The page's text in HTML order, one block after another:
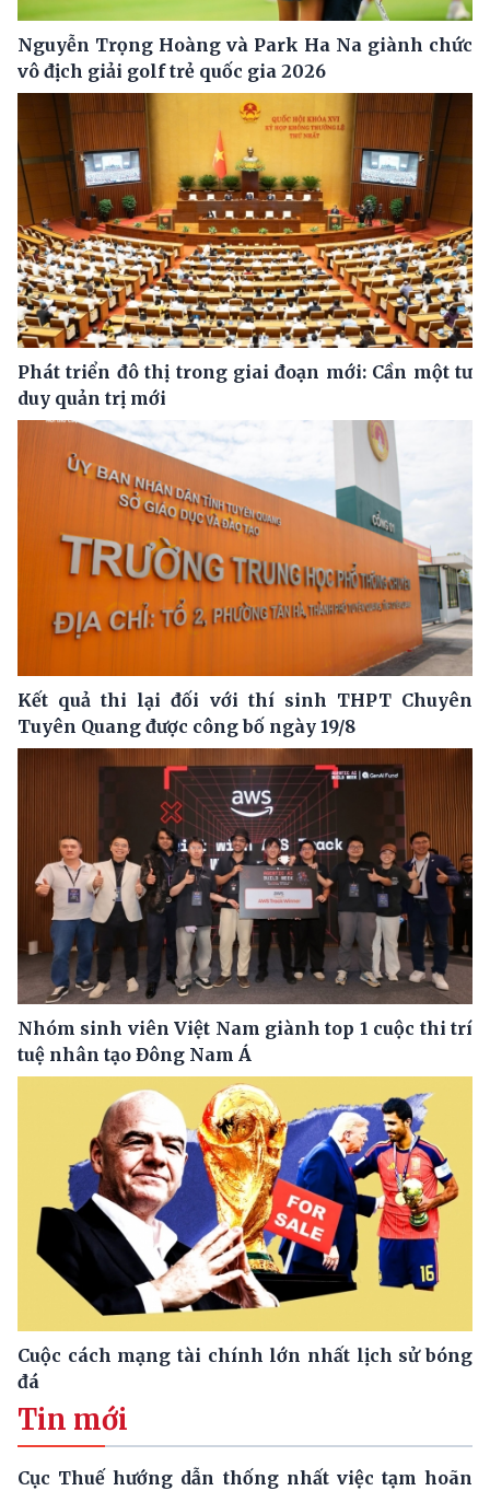
Nguyễn Trọng Hoàng và Park Ha Na giành chức
vô địch giải golf trẻ quốc gia 2026
Phát triển đô thị trong giai đoạn mới: Cần một tư
duy quản trị mới
Kết quả thi lại đối với thí sinh THPT Chuyên
Tuyên Quang được công bố ngày 19/8
Nhóm sinh viên Việt Nam giành top 1 cuộc thi trí
tuệ nhân tạo Đông Nam Á
Cuộc cách mạng tài chính lớn nhất lịch sử bóng
đá
Tin mới
Cục Thuế hướng dẫn thống nhất việc tạm hoãn